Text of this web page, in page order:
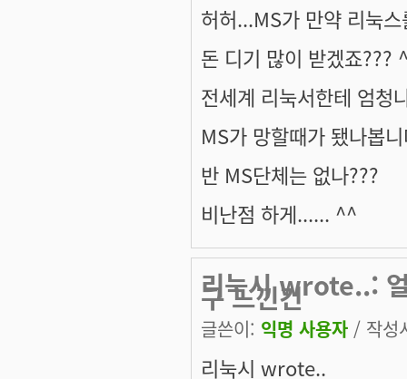
허허...MS가 만약 리눅
돈 디기 많이 받겠죠???
전세계 리눅서한테 엄청
MS가 망할때가 됐나봅
반 MS단체는 없나???
비난점 하게...... ^^
리눅시 wrote..:
구 느낀건
글쓴이: 익명 사용자 / 작성
리눅시 wrote..